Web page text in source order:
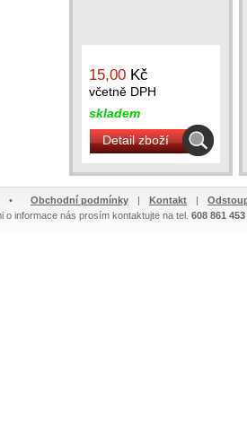
15,00 Kč
včetně DPH
skladem
Detail zboží
• Obchodní podmínky | Kontakt |
o informace nás prosím kontaktujte na tel. 608 861 453